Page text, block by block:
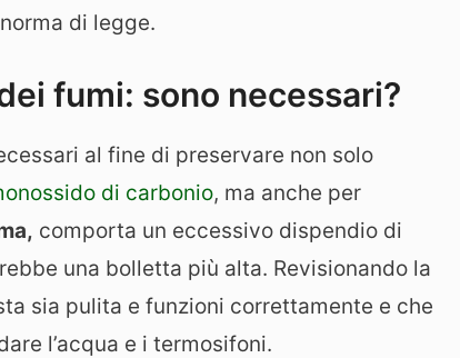
di legge.
fumi: sono necessari?
al fine di preservare non solo
di carbonio, ma anche per
comporta un eccessivo dispendio di
una bolletta più alta. Revisionando la
sia pulita e funzioni correttamente e che
l’acqua e i termosifoni.